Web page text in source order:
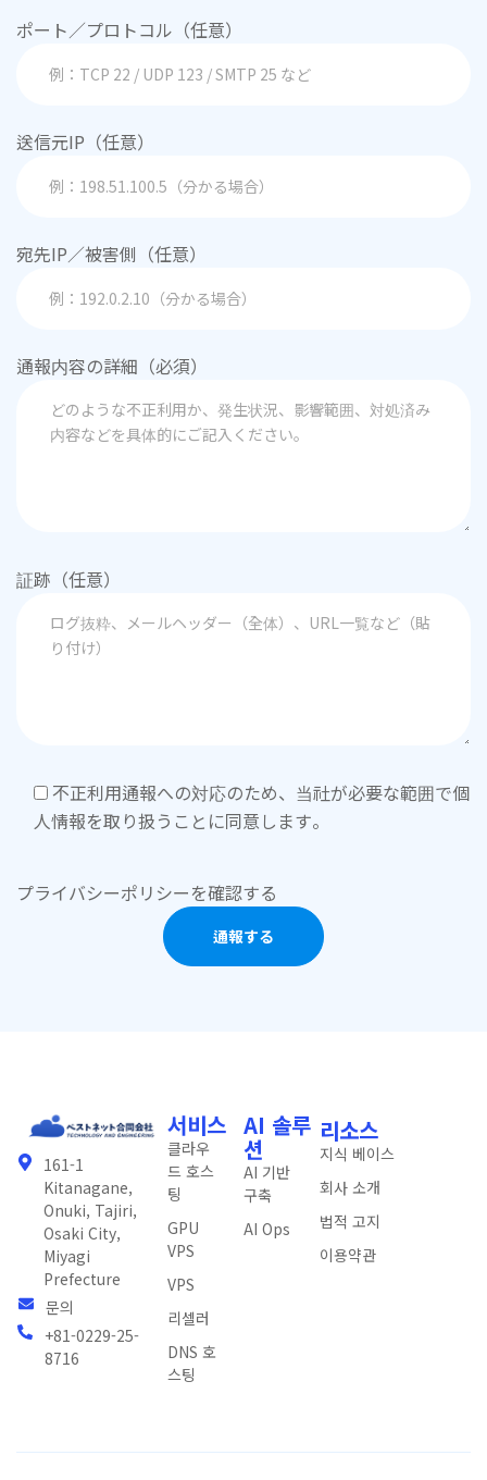
ポート／プロトコル（任意）
送信元IP（任意）
宛先IP／被害側（任意）
通報内容の詳細（必須）
証跡（任意）
不正利用通報への対応のため、当社が必要な範囲で個
人情報を取り扱うことに同意します。
プライバシーポリシーを確認する
161-1
Kitanagane,
Onuki, Tajiri,
Osaki City,
Miyagi
Prefecture
문의
+81-0229-25-
8716
서비스
클라우
드 호스
팅
GPU
VPS
VPS
리셀러
DNS 호
스팅
AI 솔루
션
AI 기반
구축
AI Ops
리소스
지식 베이스
회사 소개
법적 고지
이용약관